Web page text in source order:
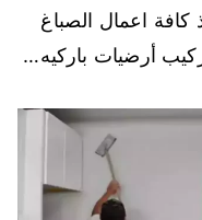
كافة اعمال الصباغ
أرضيات باركيه…